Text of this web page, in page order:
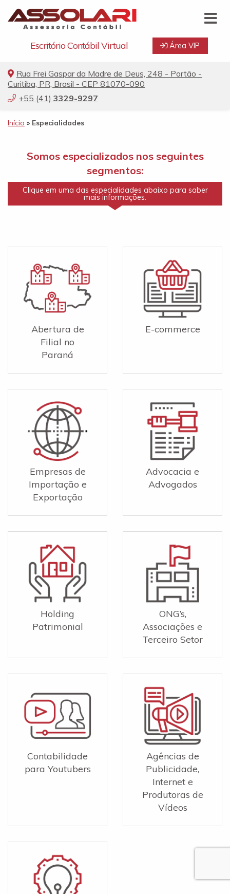
Escritório Contábil Virtual Área VIP
Rua Frei Gaspar da Madre de Deus, 248 - Portão -
Curitiba, PR, Brasil - CEP 81070-090
+55 (41) 3329-9297
Início » Especialidades
Somos especializados nos seguintes
segmentos:
Clique em uma das especialidades abaixo para saber
mais informações.
Abertura de
Filial no
Paraná
E-commerce
Empresas de
Importação e
Exportação
Advocacia e
Advogados
Holding
Patrimonial
ONG’s,
Associações e
Terceiro Setor
Contabilidade
para Youtubers
Agências de
Publicidade,
Internet e
Produtoras de
Vídeos